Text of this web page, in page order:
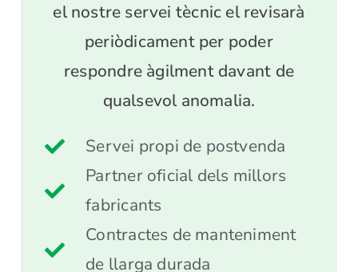
el nostre servei tècnic el revisarà
periòdicament per poder
respondre àgilment davant de
qualsevol anomalia.
Servei propi de postvenda
Partner oficial dels millors
fabricants
Contractes de manteniment
de llarga durada